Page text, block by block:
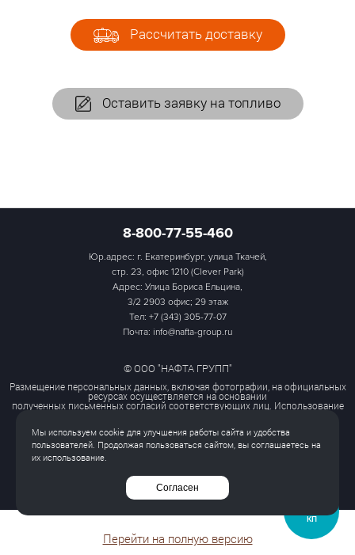
Рассчитать доставку
Оставить заявку на топливо
8-800-77-55-460
Юр.адрес: г. Екатеринбург, улица Ткачей,
стр. 23, офис 1210 (Clever Park)
Адрес: Улица Бориса Ельцина,
3/2 2903 офис; 29 этаж
Тел: +7 (343) 305-77-07
Почта: info@nafta-group.ru
© ООО "НАФТА ГРУПП"
Размещение персональных данных, включая фотографии, на официальных
ресурсах осуществляется на основании
полученных письменных согласий соответствующих лиц. Использование
Политика обработки персональных данных
Согласие на обработку персональных данных
Перейти на полную версию
КП
Мы используем cookie для улучшения работы сайта и удобства
пользователей. Продолжая пользоваться сайтом, вы соглашаетесь на
их использование.
Согласен